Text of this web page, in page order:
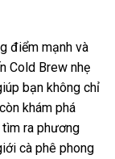
điểm mạnh và
Cold Brew nhẹ
bạn không chỉ
khám phá
ra phương
cà phê phong